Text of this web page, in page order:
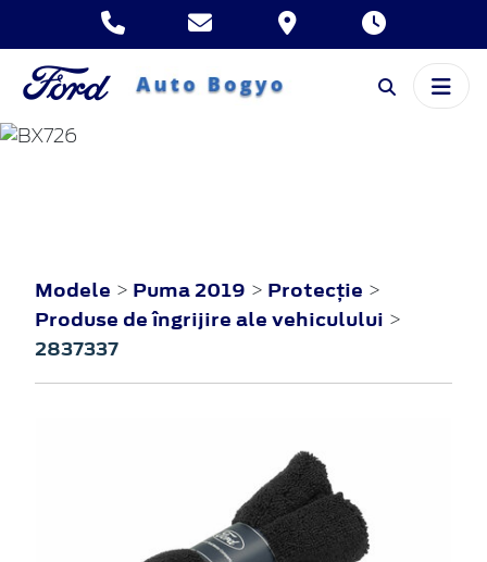
Modele > Puma 2019 > Protecţie >
Produse de îngrijire ale vehiculului >
2837337